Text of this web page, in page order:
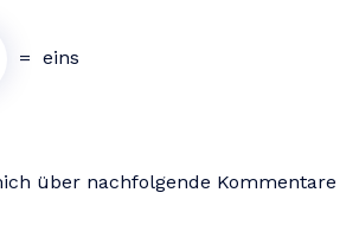
= eins
über nachfolgende Kommentare